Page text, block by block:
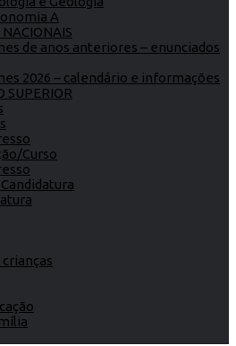
A
NACIONAIS
de anos anteriores – enunciados
2026 – calendário e informações
SUPERIOR
Curso